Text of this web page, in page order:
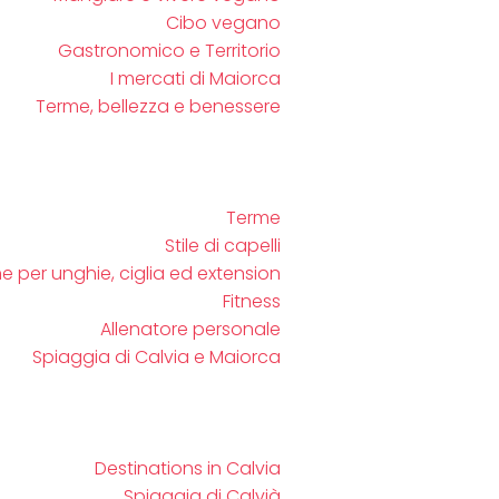
Cibo vegano
Gastronomico e Territorio
I mercati di Maiorca
Terme, bellezza e benessere
Terme
Stile di capelli
per unghie, ciglia ed extension
Fitness
Allenatore personale
Spiaggia di Calvia e Maiorca
Destinations in Calvia